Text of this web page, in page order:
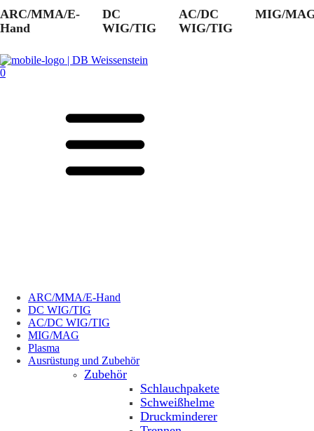
ARC/MMA/E-
Hand
DC
WIG/TIG
AC/DC
WIG/TIG
MIG/
0
0
ARC/MMA/E-Hand
DC WIG/TIG
AC/DC WIG/TIG
MIG/MAG
Plasma
Ausrüstung und Zubehör
Zubehör
Schlauchpakete
Schweißhelme
Druckminderer